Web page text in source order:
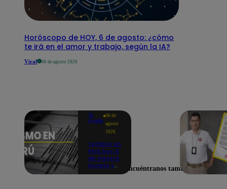
Horóscopo de HOY, 6 de agosto: ¿cómo
te irá en el amor y trabajo, según la IA?
Viral 06 de agosto 2026
Te
ayudo
06 de
agosto
2026
Temblor en
Perú hoy, 6
de agosto:
horario y
Encuéntranos también en